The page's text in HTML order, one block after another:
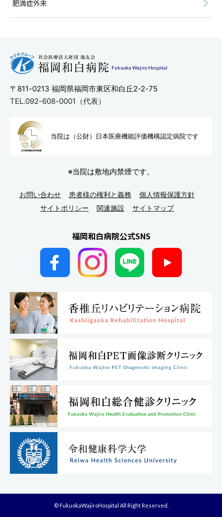
肥満症外来
Fukuoka Wajiro Hospital
〒811-0213 福岡県福岡市東区和白丘2-2-75
TEL.092-608-0001（代表）
当院は（公財）日本医療機能評価機構認定病院です
※当院は敷地内禁煙です。
お問い合わせ 患者様の権利と義務
個人情報保護方針
サイトポリシー
関連施設 サイトマップ
福岡和白病院公式SNS
© FukuokaWajiroHospital All Right Reserved.